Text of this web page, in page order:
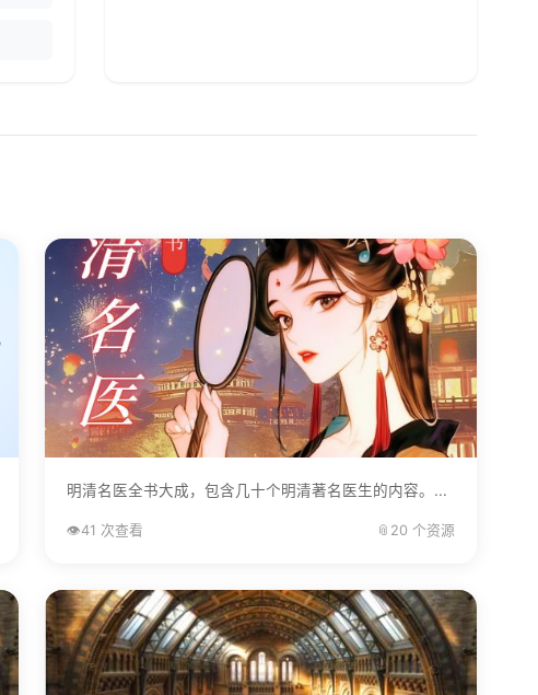
明清名医全书大成，包含几十个明清著名医生的内容。...
👁️41 次查看 📎 20 个资源